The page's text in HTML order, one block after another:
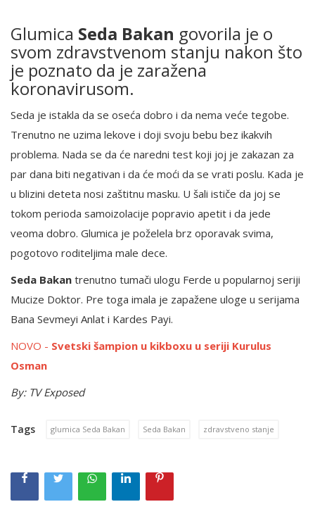
Glumica Seda Bakan govorila je o
svom zdravstvenom stanju nakon što
je poznato da je zaražena
koronavirusom.
Seda je istakla da se oseća dobro i da nema veće tegobe.
Trenutno ne uzima lekove i doji svoju bebu bez ikakvih
problema. Nada se da će naredni test koji joj je zakazan za
par dana biti negativan i da će moći da se vrati poslu. Kada je
u blizini deteta nosi zaštitnu masku. U šali ističe da joj se
tokom perioda samoizolacije popravio apetit i da jede
veoma dobro. Glumica je poželela brz oporavak svima,
pogotovo roditeljima male dece.
Seda Bakan trenutno tumači ulogu Ferde u popularnoj seriji
Mucize Doktor. Pre toga imala je zapažene uloge u serijama
Bana Sevmeyi Anlat i Kardes Payi.
NOVO - Svetski šampion u kikboxu u seriji Kurulus
Osman
By: TV Exposed
Tags glumica Seda Bakan Seda Bakan zdravstveno stanje